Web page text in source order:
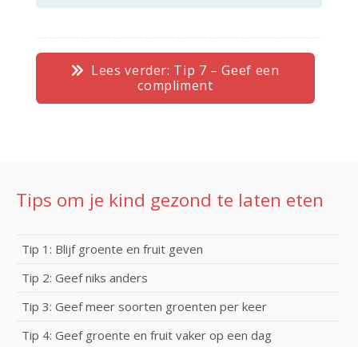
Lees verder: Tip 7 – Geef een
compliment
Tips om je kind gezond te laten eten
Tip 1: Blijf groente en fruit geven
Tip 2: Geef niks anders
Tip 3: Geef meer soorten groenten per keer
Tip 4: Geef groente en fruit vaker op een dag